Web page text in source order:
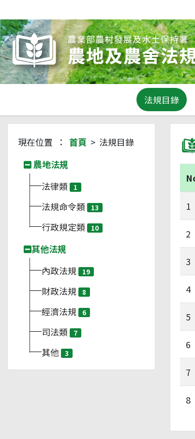
法規目錄
現在位置 ： 首頁 > 法規目錄
農地法規
法律類
1
法規命令類 13
行政規定類 10
其他法規
內政法規
19
財政法規 8
經濟法規 6
司法類 7
其他 3
1
2
3
4
5
6
7
8